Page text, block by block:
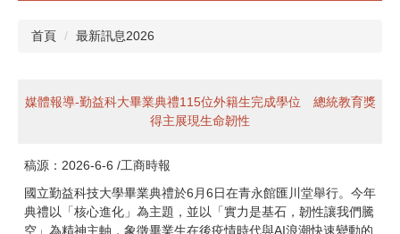
章則辦法
首頁 最新訊息2026
媒體報導-勤益科大畢業典禮115位外籍生完成學位 總統教育獎
得主展現生命韌性
稿源：2026-6-6 /工商時報
國立勤益科技大學畢業典禮於6月6日在青永館匯川堂舉行。今年
典禮以「核心進化」為主題，並以「實力是基石，韌性讓我們騰
空」為精神主軸，象徵畢業生在後疫情時代與AI浪潮快速變動的